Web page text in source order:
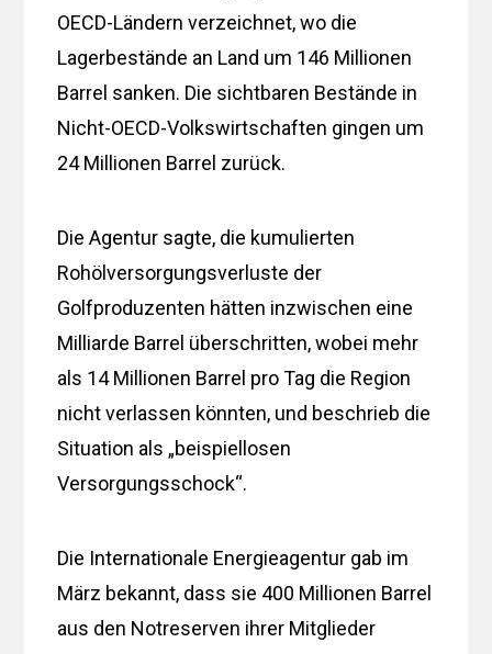
OECD-Ländern verzeichnet, wo die
Lagerbestände an Land um 146 Millionen
Barrel sanken. Die sichtbaren Bestände in
Nicht-OECD-Volkswirtschaften gingen um
24 Millionen Barrel zurück.
Die Agentur sagte, die kumulierten
Rohölversorgungsverluste der
Golfproduzenten hätten inzwischen eine
Milliarde Barrel überschritten, wobei mehr
als 14 Millionen Barrel pro Tag die Region
nicht verlassen könnten, und beschrieb die
Situation als „beispiellosen
Versorgungsschock“.
Die Internationale Energieagentur gab im
März bekannt, dass sie 400 Millionen Barrel
aus den Notreserven ihrer Mitglieder